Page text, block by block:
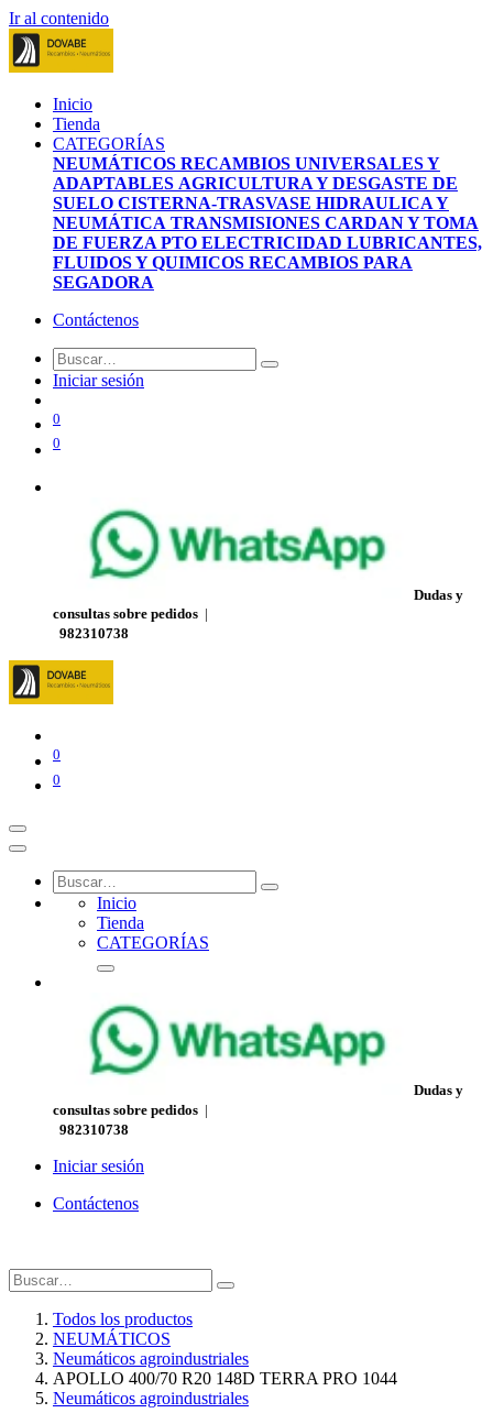
Ir al contenido
Inicio
Tienda
CATEGORÍAS
NEUMÁTICOS RECAMBIOS UNIVERSALES Y
ADAPTABLES AGRICULTURA Y DESGASTE DE
SUELO CISTERNA-TRASVASE HIDRAULICA Y
NEUMÁTICA TRANSMISIONES CARDAN Y TOMA
DE FUERZA PTO ELECTRICIDAD LUBRICANTES,
FLUIDOS Y QUIMICOS RECAMBIOS PARA
SEGADORA
Contáctenos
Iniciar sesión
0
0
Dudas y
consultas sobre pedidos |
982310738
0
0
Inicio
Tienda
CATEGORÍAS
Dudas y
consultas sobre pedidos |
982310738
Iniciar sesión
Contáctenos
Todos los productos
NEUMÁTICOS
Neumáticos agroindustriales
APOLLO 400/70 R20 148D TERRA PRO 1044
Neumáticos agroindustriales